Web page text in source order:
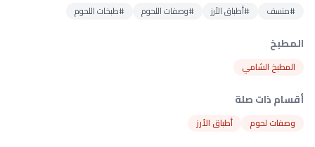
#منسف #أطباق الأرز #وصفات اللحوم #طبخات اللحوم
المطبخ
المطبخ الشامي
أقسام ذات صلة
وصفات لحوم أطباق الأرز